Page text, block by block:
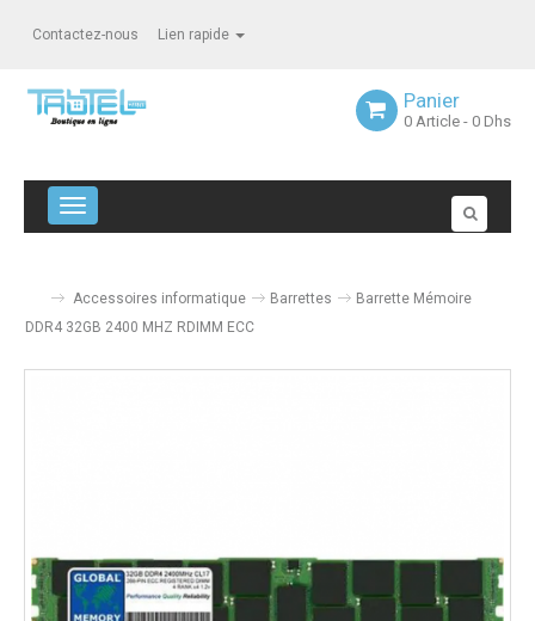
Contactez-nous Lien rapide
Panier
0 Article - 0 Dhs
Navigation bascule
Accessoires informatique Barrettes
Barrette Mémoire
DDR4 32GB 2400 MHZ RDIMM ECC